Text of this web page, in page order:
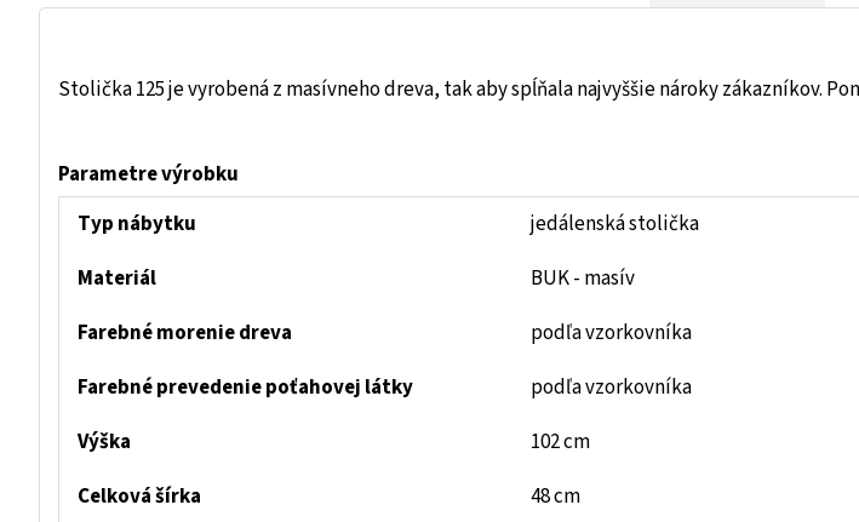
Stolička 125 je vyrobená z masívneho dreva, tak aby spĺňala najvyššie nároky zákazníkov.
Parametre výrobku
Typ nábytku
jedálenská stolička
Materiál
BUK - masív
Farebné morenie dreva
podľa vzorkovníka
Farebné prevedenie poťahovej látky
podľa vzorkovníka
Výška
102 cm
Celková šírka
48 cm